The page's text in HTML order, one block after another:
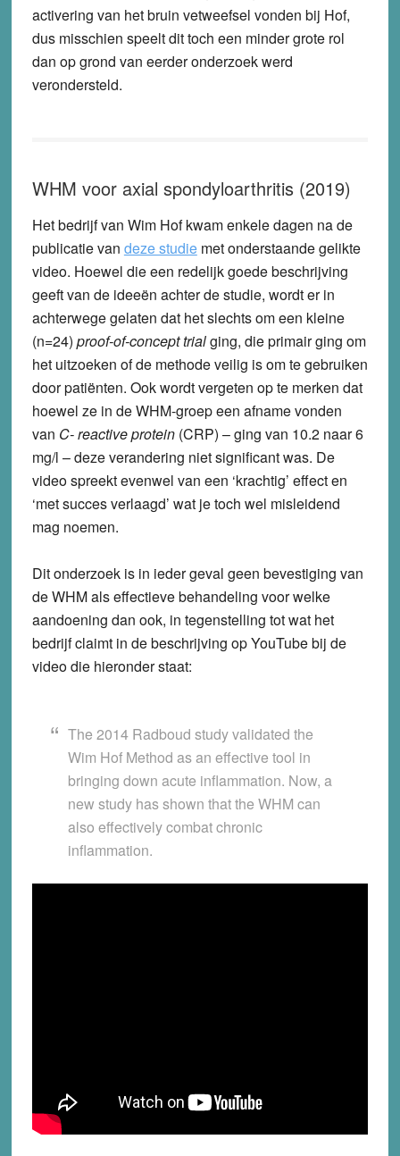
activering van het bruin vetweefsel vonden bij Hof,
dus misschien speelt dit toch een minder grote rol
dan op grond van eerder onderzoek werd
verondersteld.
WHM voor axial spondyloarthritis (2019)
Het bedrijf van Wim Hof kwam enkele dagen na de
publicatie van deze studiemet onderstaande gelikte
video. Hoewel die een redelijk goede beschrijving
geeft van de ideeën achter de studie, wordt er in
achterwege gelaten dat het slechts om een kleine
(n=24) proof-of-concept trialging, die primair ging om
het uitzoeken of de methode veilig is om te gebruiken
door patiënten. Ook wordt vergeten op te merken dat
hoewel ze in de WHM-groep een afname vonden
van C- reactive protein(CRP) – ging van 10.2 naar 6
mg/l – deze verandering niet significant was. De
video spreekt evenwel van een ‘krachtig’ effect en
‘met succes verlaagd’ wat je toch wel misleidend
mag noemen.
Dit onderzoek is in ieder geval geen bevestiging van
de WHM als effectieve behandeling voor welke
aandoening dan ook, in tegenstelling tot wat het
bedrijf claimt in de beschrijving op YouTube bij de
video die hieronder staat:
The 2014 Radboud study validated the
Wim Hof Method as an effective tool in
bringing down acute inflammation. Now, a
new study has shown that the WHM can
also effectively combat chronic
inflammation.